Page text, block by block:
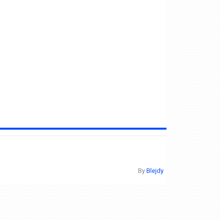
By Blejdy